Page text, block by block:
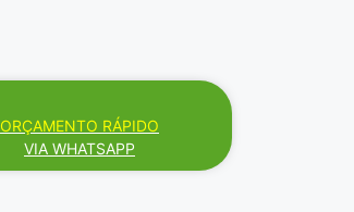
ORÇAMENTO RÁPIDO
VIA WHATSAPP